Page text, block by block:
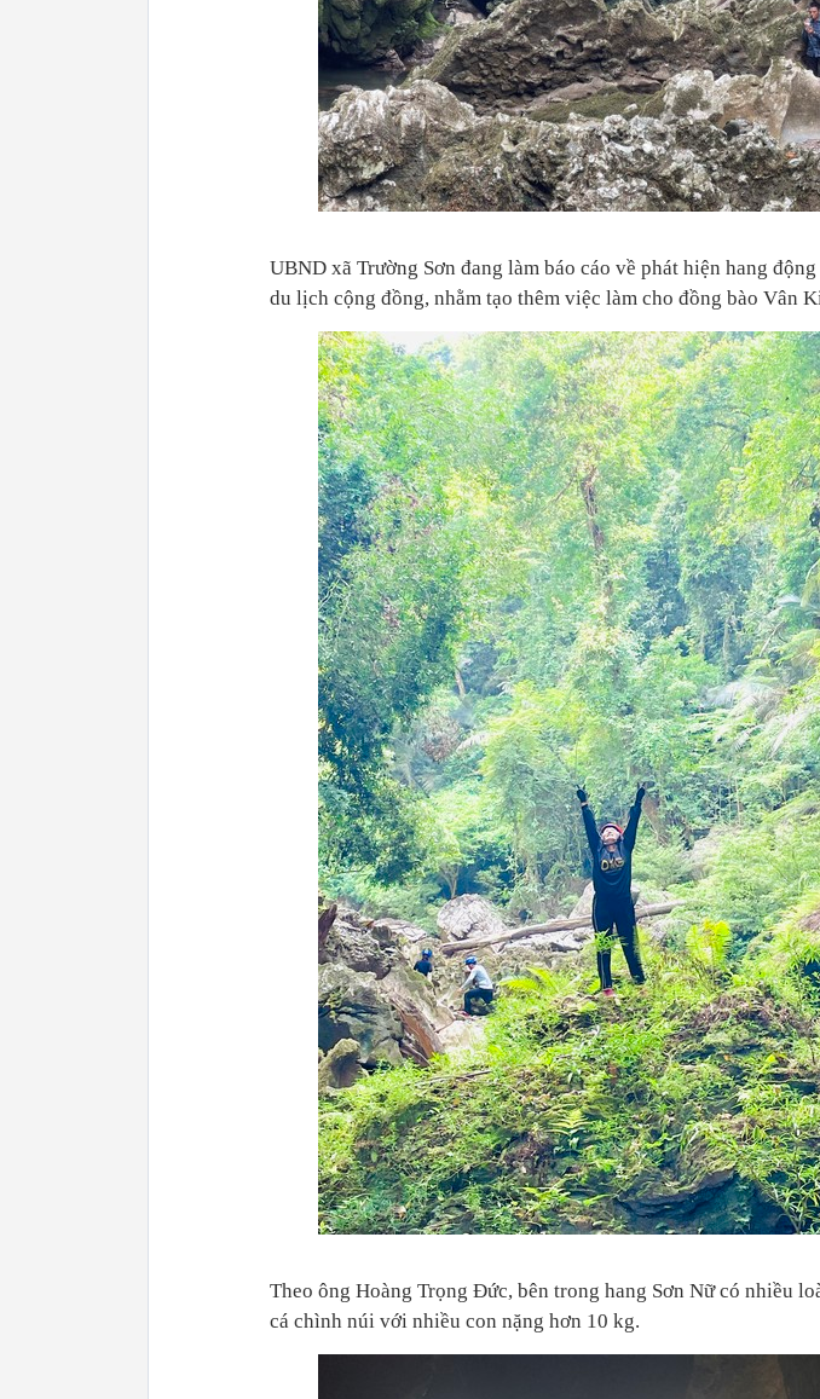
UBND xã Trường Sơn đang làm báo cáo về phát hiện hang
du lịch cộng đồng, nhằm tạo thêm việc làm cho đồng bào Vân
Theo ông Hoàng Trọng Đức, bên trong hang Sơn Nữ có nhiều
cá chình núi với nhiều con nặng hơn 10 kg.